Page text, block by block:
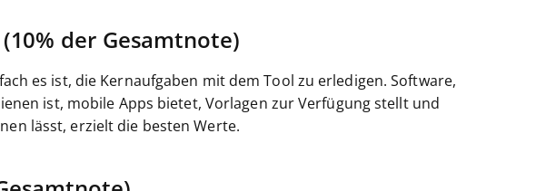
der Gesamtnote)
es ist, die Kernaufgaben mit dem Tool zu erledigen. Software,
ist, mobile Apps bietet, Vorlagen zur Verfügung stellt und
lässt, erzielt die besten Werte.